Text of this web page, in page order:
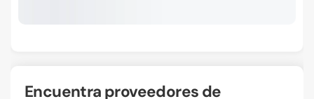
Encuentra proveedores de